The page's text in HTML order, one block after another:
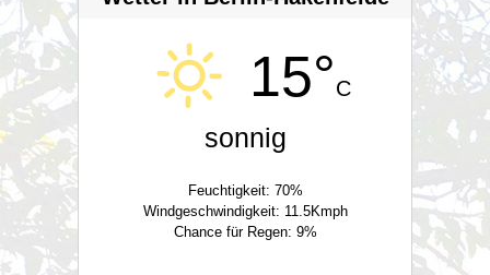
15°C
sonnig
Feuchtigkeit: 70%
Windgeschwindigkeit: 11.5Kmph
Chance für Regen: 9%